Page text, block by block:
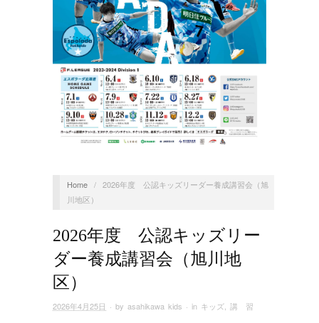
Home / 2026年度 公認キッズリーダー養成講習会（旭
川地区）
2026年度 公認キッズリー
ダー養成講習会（旭川地
区）
2026年4月25日 · by asahikawa kids · in キッズ 講 習